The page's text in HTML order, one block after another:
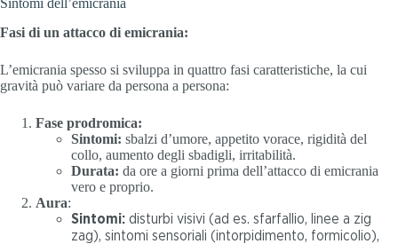
Fasi di un attacco di emicrania:
L’emicrania spesso si sviluppa in quattro fasi caratteristiche, la cui
gravità può variare da persona a persona:
Fase prodromica:
Sintomi: sbalzi d’umore, appetito vorace, rigidità del
collo, aumento degli sbadigli, irritabilità.
Durata: da ore a giorni prima dell’attacco di emicrania
vero e proprio.
Aura:
Sintomi: disturbi visivi (ad es. sfarfallio, linee a zig
zag), sintomi sensoriali (intorpidimento, formicolio),